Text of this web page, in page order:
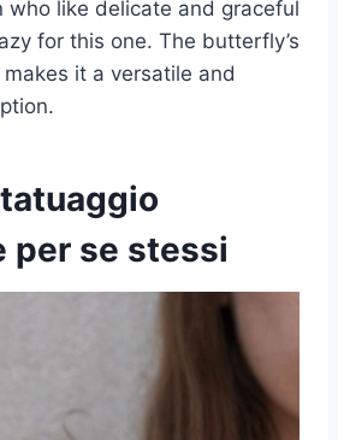
who like delicate and graceful
for this one. The butterfly’s
it a versatile and
per se stessi